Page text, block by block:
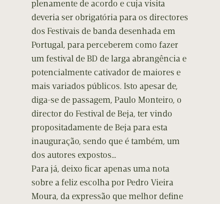
plenamente de acordo e cuja visita
deveria ser obrigatória para os directores
dos Festivais de banda desenhada em
Portugal, para perceberem como fazer
um festival de BD de larga abrangência e
potencialmente cativador de maiores e
mais variados públicos. Isto apesar de,
diga-se de passagem, Paulo Monteiro, o
director do Festival de Beja, ter vindo
propositadamente de Beja para esta
inauguração, sendo que é também, um
dos autores expostos…
Para já, deixo ficar apenas uma nota
sobre a feliz escolha por Pedro Vieira
Moura, da expressão que melhor define